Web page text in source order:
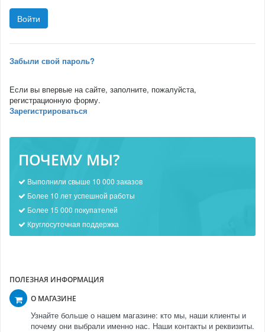
Забыли свой пароль?
Если вы впервые на сайте, заполните, пожалуйста,
регистрационную форму.
Зарегистрироваться
ПОЧЕМУ МЫ?
Выполнили свыше 10 000 заказов
Более 10 лет успешной работы
Более 15 000 покупателей
Круглосуточная поддержка
ПОЛЕЗНАЯ ИНФОРМАЦИЯ
О МАГАЗИНЕ
Узнайте больше о нашем магазине: кто мы, наши клиенты и
почему они выбрали именно нас. Наши контакты и реквизиты.